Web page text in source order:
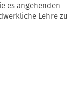
es angehenden
Lehre zu